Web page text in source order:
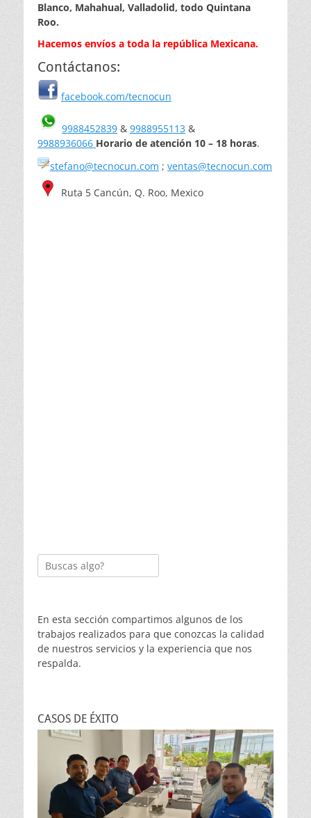
Blanco, Mahahual, Valladolid, todo Quintana
Roo.
Hacemos envíos a toda la república Mexicana.
Contáctanos:
facebook.com/tecnocun
9988452839 & 9988955113 &
9988936066 Horario de atención 10 – 18 horas.
stefano@tecnocun.com ; ventas@tecnocun.com
Ruta 5 Cancún, Q. Roo, Mexico
Buscar:
En esta sección compartimos algunos de los
trabajos realizados para que conozcas la calidad
de nuestros servicios y la experiencia que nos
respalda.
CASOS DE ÉXITO